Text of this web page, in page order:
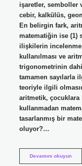
işaretler, semboller
cebir, kalkülüs,
En belirgin fark,
matematiğin ise (1)
ilişkilerin
kullanılması ve
trigonometrinin
tamamen sayılarla
teoriyle ilgili
aritmetik, çocuklara
kullanmadan
tasarlanmış bir
oluyor?…
Devamını okuyun